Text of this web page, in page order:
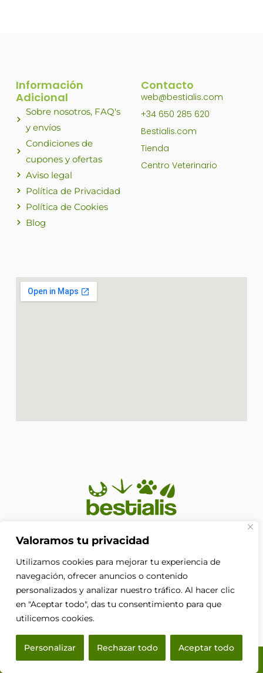
Valoramos tu privacidad
Utilizamos cookies para mejorar tu experiencia de
navegación, ofrecer anuncios o contenido
personalizados y analizar nuestro tráfico. Al hacer clic
en "Aceptar todo", das tu consentimiento para que
utilicemos cookies.
Personalizar Rechazar todo Aceptar todo
En Bestialis unimos calidad, confianza y pasión por los
merecen. Porque su bienestar no es solo nuestra
prioridad, es nuestra razón de ser.
F
a
c
o
k
Información
Adicional
Sobre nosotros, FAQ's
y envíos
Condiciones de
cupones y ofertas
Aviso legal
Política de Privacidad
Política de Cookies
Blog
Contacto
web@bestialis.com
+34 650 285 620
Bestialis.com
Tienda
Centro Veterinario
© 2026 Bestialis · Todos los derechos reservados.